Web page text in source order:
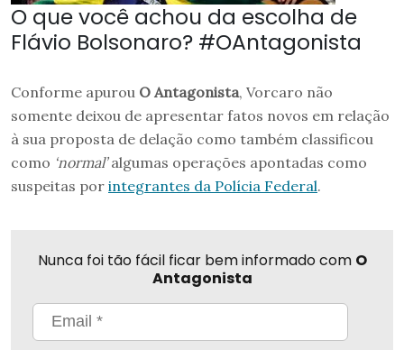
O que você achou da escolha de
Flávio Bolsonaro? #OAntagonista
Conforme apurou O Antagonista, Vorcaro não
somente deixou de apresentar fatos novos em relação
à sua proposta de delação como também classificou
como ‘normal’algumas operações apontadas como
suspeitas por integrantes da Polícia Federal.
Nunca foi tão fácil ficar bem informado com O
Antagonista